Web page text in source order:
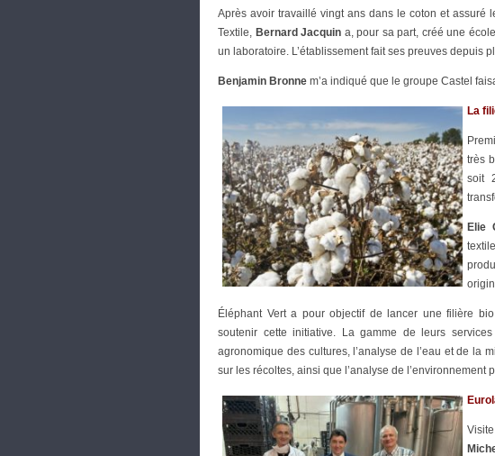
Après avoir travaillé vingt ans dans le coton et
Textile, Bernard Jacquin a, pour sa part, créé une
un laboratoire. L’établissement fait ses preuves depuis
Benjamin Bronne m’a indiqué que le groupe Castel
La
très
soit
Elie
Éléphant Vert a pour objectif de lancer une filière
soutenir cette initiative. La gamme de leurs services
agronomique des cultures, l’analyse de l’eau et de la
sur les récoltes, ainsi que l’analyse de